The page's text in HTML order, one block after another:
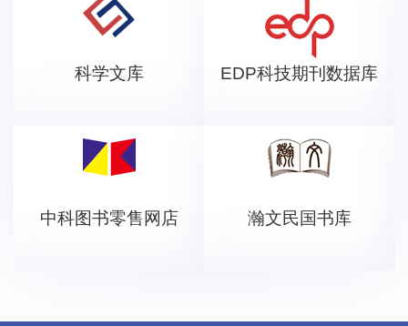
科学文库 EDP科技期刊数据库
中科图书零售网店 瀚文民国书库